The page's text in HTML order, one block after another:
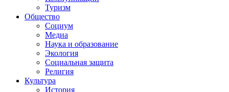
Туризм
Общество
Социум
Медиа
Наука и образование
Экология
Социальная защита
Религия
Культура
История